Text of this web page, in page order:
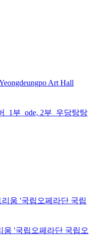
Art Hall
_1부_ode, 2부_우당탕탕
움 '국립오페라단 국립
움 '국립오페라단 국립오